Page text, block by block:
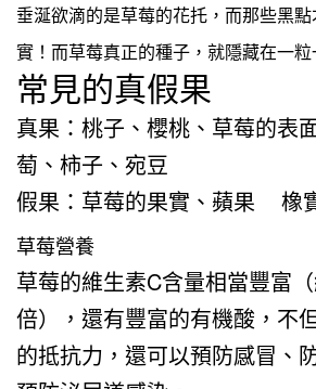
垂涎欲滴的是草莓的花托，而那些黑
實！ 而草莓真正的種子， 就隱藏在一粒
常見的真假果
真果：桃子、櫻桃、草莓的表
萄、柿子、宛豆
假果：草莓的果實、蘋果 橡
草莓營養
草莓的維生素C含量相當豐富
倍），還有豐富的有機酸，不
的抵抗力，還可以預防感冒、